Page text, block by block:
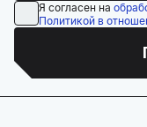
Я согласен на
Политикой в